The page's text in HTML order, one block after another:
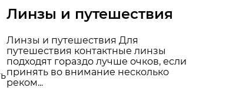
Линзы и путешествия
Линзы и путешествия Для
путешествия контактные линзы
подходят гораздо лучше очков, если
принять во внимание несколько
реком...